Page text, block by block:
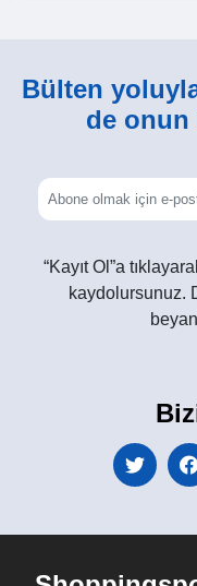
Bülten
de onun
“Kayıt Ol”a
kaydolursunuz.